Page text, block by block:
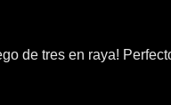
de tres en raya!